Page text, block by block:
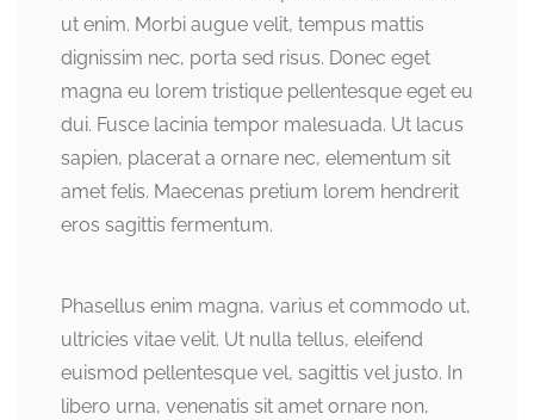
ut enim. Morbi augue velit, tempus mattis
dignissim nec, porta sed risus. Donec eget
magna eu lorem tristique pellentesque eget eu
dui. Fusce lacinia tempor malesuada. Ut lacus
sapien, placerat a ornare nec, elementum sit
amet felis. Maecenas pretium lorem hendrerit
eros sagittis fermentum.
Phasellus enim magna, varius et commodo ut,
ultricies vitae velit. Ut nulla tellus, eleifend
euismod pellentesque vel, sagittis vel justo. In
libero urna, venenatis sit amet ornare non,